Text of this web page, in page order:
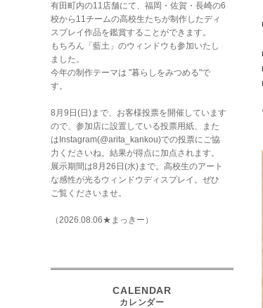
有田町内の11店舗にて、福岡・佐賀・長崎の6
校から11チームの高校生たちが制作したディ
スプレイ作品を鑑賞することができます。
もちろん「藍土」のウィンドウも参加いたし
ました。
今年の制作テーマは "暮らしをみつめる"で
す。
8月9日(日)まで、お客様投票を開催しています
ので、参加店に設置している投票用紙、また
はInstagram(@arita_kankou)での投票にご協
力くださいね。結果が得点に加点されます。
展示期間は8月26日(水)まで。高校生のアート
な感性が光るウィンドウディスプレイ。ぜひ
ご覧くださいませ。
（2026.08.06★まっきー）